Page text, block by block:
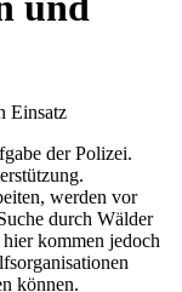
der Polizei.
werden vor
durch Wälder
kommen jedoch
können.